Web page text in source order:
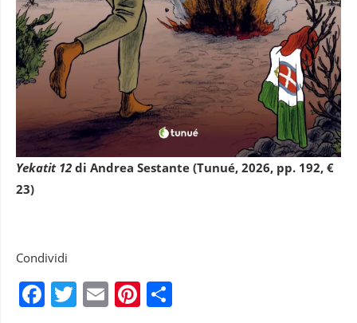
Yekatit 12 di Andrea Sestante (Tunué, 2026, pp. 192, €
23)
Condividi
Facebook
Twitter
EmailPinterest